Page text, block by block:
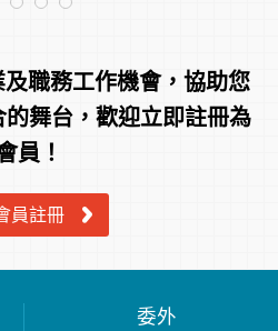
職務工作機會，協助您
舞台，歡迎立即註冊為
員！
員註冊
委外